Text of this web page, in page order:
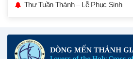
Thư Tuần Thánh – Lễ Phục Sinh